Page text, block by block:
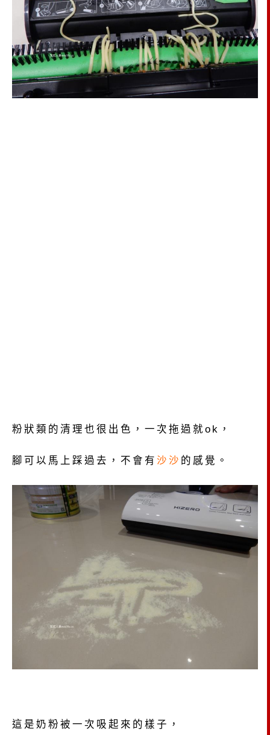
粉狀類的清理也很出色，一次拖過就ok，
腳可以馬上踩過去，不會有 沙沙 的感覺。
這是奶粉被一次吸起來的樣子，